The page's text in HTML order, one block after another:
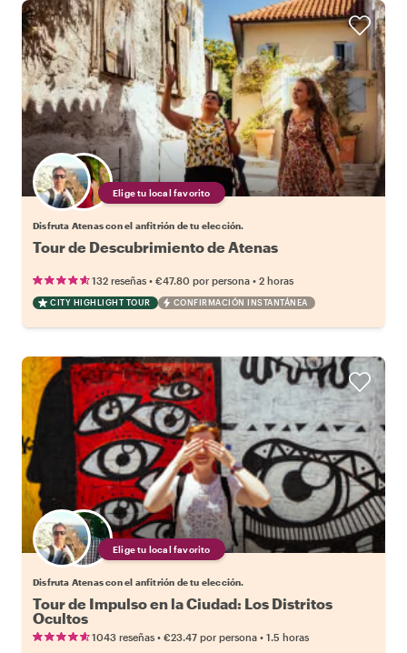
Elige tu local favorito
Disfruta Atenas con el anfitrión de tu elección.
Tour de Descubrimiento de Atenas
132 reseñas • €47.80 por persona • 2 horas
CITY HIGHLIGHT TOUR CONFIRMACIÓN INSTANTÁNEA
Elige tu local favorito
Disfruta Atenas con el anfitrión de tu elección.
Tour de Impulso en la Ciudad: Los Distritos
Ocultos
1043 reseñas • €23.47 por persona • 1.5 horas